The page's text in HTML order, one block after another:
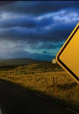
Trade reviews